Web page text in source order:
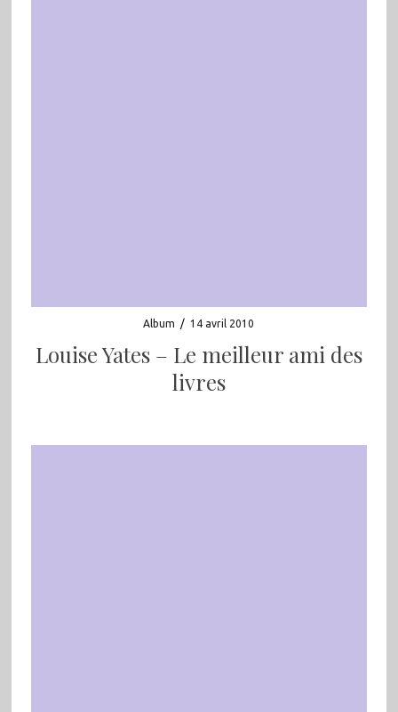
Album / 14 avril 2010
Louise Yates – Le meilleur ami des
livres